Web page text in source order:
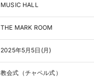
MUSIC HALL
THE MARK ROOM
2025年5月5日(月)
教会式（チャペル式）